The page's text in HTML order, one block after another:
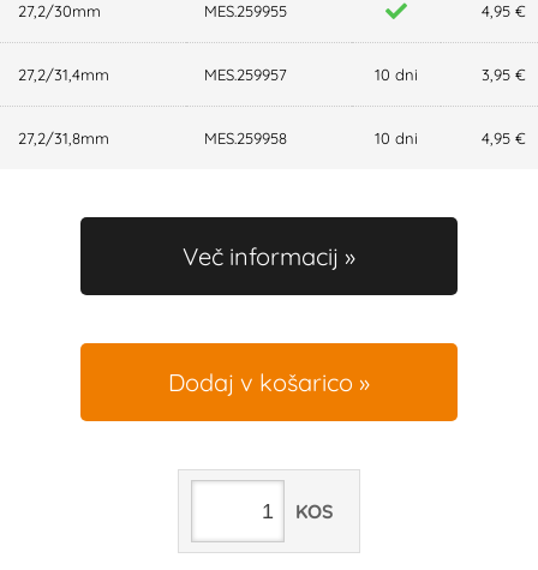
27,2/30mm MES.259955 4,95 €
27,2/31,4mm MES.259957 10 dni 3,95 €
27,2/31,8mm MES.259958 10 dni 4,95 €
Več informacij
Dodaj v košarico
KOS